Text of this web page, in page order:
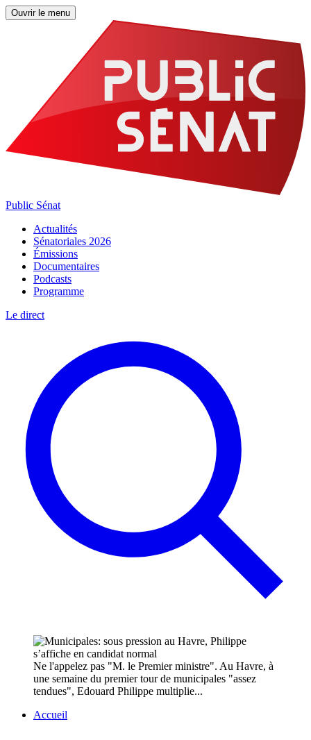
Ouvrir le menu
Public Sénat
Actualités
Sénatoriales 2026
Émissions
Documentaires
Podcasts
Programme
Le direct
Ne l'appelez pas "M. le Premier ministre". Au Havre, à
une semaine du premier tour de municipales "assez
tendues", Edouard Philippe multiplie...
Accueil